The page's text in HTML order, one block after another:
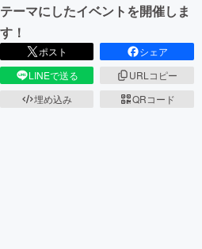
テーマにしたイベントを開催しま
す！
ポスト
シェア
LINEで送る
URLコピー
埋め込み
QRコード